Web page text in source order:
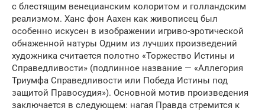
с блестящим венецианским колоритом и голландским
реализмом. Ханс фон Аахен как живописец был
особенно искусен в изображении игриво-эротической
обнаженной натуры Одним из лучших произведений
художника считается полотно «Торжество Истины и
Справедливости» (подлинное название — «Аллегория
Триумфа Справедливости или Победа Истины под
защитой Правосудия»). Основной мотив произведения
заключается в следующем: нагая Правда стремится к